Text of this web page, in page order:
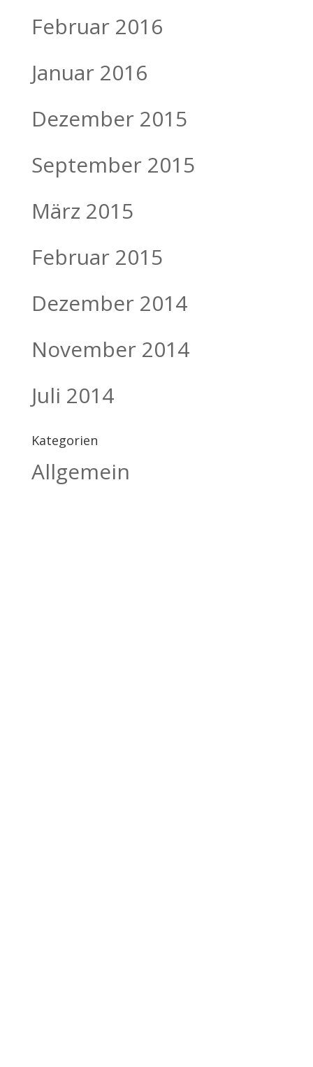
Februar 2016
Januar 2016
Dezember 2015
September 2015
März 2015
Februar 2015
Dezember 2014
November 2014
Juli 2014
Kategorien
Allgemein